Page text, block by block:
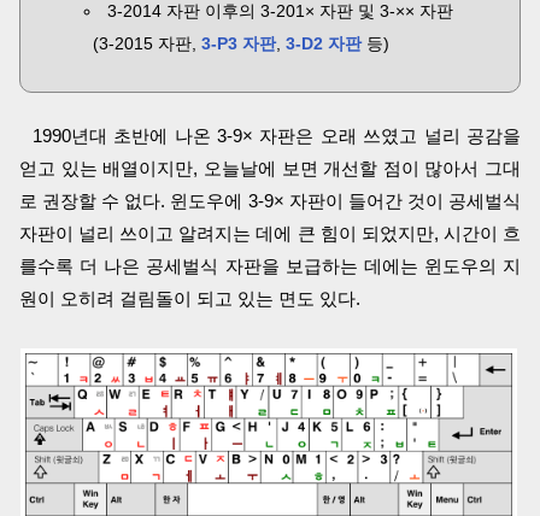
3-2014 자판 이후의 3-201× 자판 및 3-×× 자판
(3-2015 자판, 3-P3 자판, 3-D2 자판등)
1990년대 초반에 나온 3-9× 자판은 오래 쓰였고 널리 공감을
얻고 있는 배열이지만, 오늘날에 보면 개선할 점이 많아서 그대
로 권장할 수 없다. 윈도우에 3-9× 자판이 들어간 것이 공세벌식
자판이 널리 쓰이고 알려지는 데에 큰 힘이 되었지만, 시간이 흐
를수록 더 나은 공세벌식 자판을 보급하는 데에는 윈도우의 지
원이 오히려 걸림돌이 되고 있는 면도 있다.